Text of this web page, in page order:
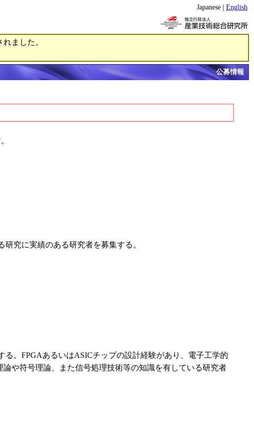
Japanese | English
ました。
公募情報
究に実績のある研究者を募集する。
。FPGAあるいはASICチップの設計経験があり、電子工学的
や符号理論、また信号処理技術等の知識を有している研究者